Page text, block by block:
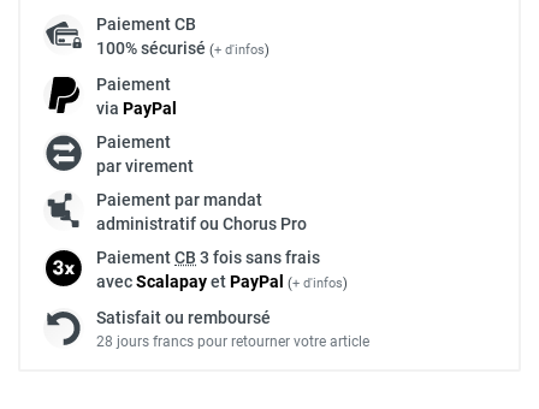
PaiementCB
100% sécurisé (+ d'infos)
Paiement
via PayPal
Paiement
par virement
Paiement par mandat
administratif ou Chorus Pro
PaiementCB 3 fois sans frais
avecScalapayetPayPal (+ d'infos)
Satisfait ou remboursé
28 jours francs pour retourner votre article